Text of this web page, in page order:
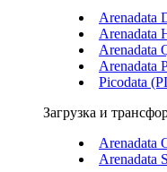
Arenadata
Arenadata
Arenadata
Arenadata
Picodata
Загрузка и
Arenadata
Arenadata